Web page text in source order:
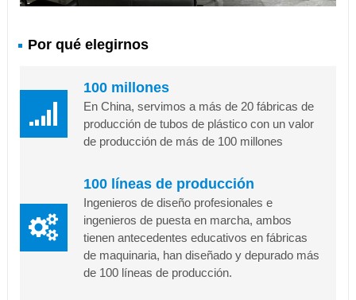
Por qué elegirnos
100 millones
En China, servimos a más de 20 fábricas de
producción de tubos de plástico con un valor
de producción de más de 100 millones
100 líneas de producción
Ingenieros de diseño profesionales e
ingenieros de puesta en marcha, ambos
tienen antecedentes educativos en fábricas
de maquinaria, han diseñado y depurado más
de 100 líneas de producción.